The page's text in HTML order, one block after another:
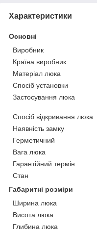
Характеристики
Основні
Виробник
Країна виробник
Матеріал люка
Спосіб установки
Застосування люка
Спосіб відкривання люка
Наявність замку
Герметичний
Вага люка
Гарантійний термін
Стан
Габаритні розміри
Ширина люка
Висота люка
Глибина люка